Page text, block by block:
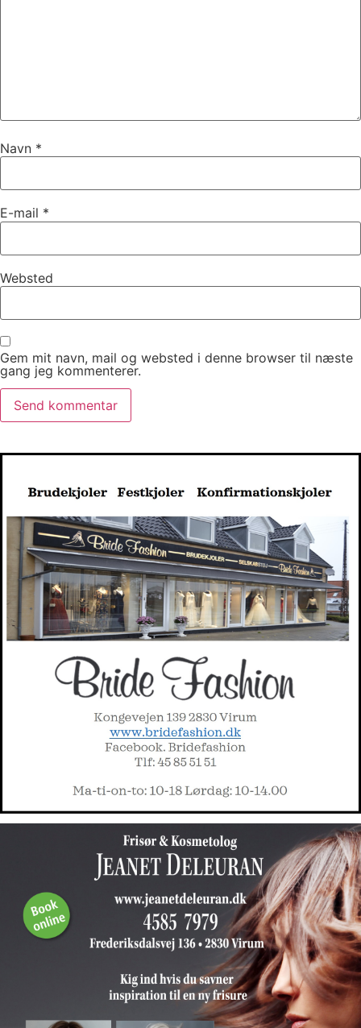
Navn *
E-mail *
Websted
Gem mit navn, mail og websted i denne browser til næste
gang jeg kommenterer.